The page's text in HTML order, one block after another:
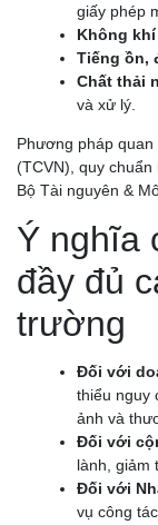
giấy phép
Không
Tiếng ồn,
Chất thải
và xử lý.
Phương pháp quan
(TCVN), quy
Bộ Tài nguyên &
Ý nghĩa
đầy đủ
trường
Đối với
thiểu nguy
ảnh và
Đối với
lành, giảm
Đối với
vụ công